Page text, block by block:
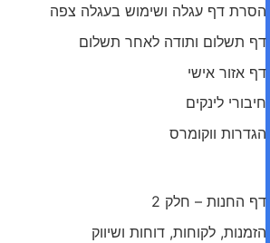
הסרת דף עגלה ושימוש בעגלה צפה
דף תשלום ותודה לאחר תשלום
דף אזור אישי
חיבורי לינקים
הגדרות ווקומרס
דף החנות – חלק 2
הזמנות, לקוחות, דוחות ושיווק